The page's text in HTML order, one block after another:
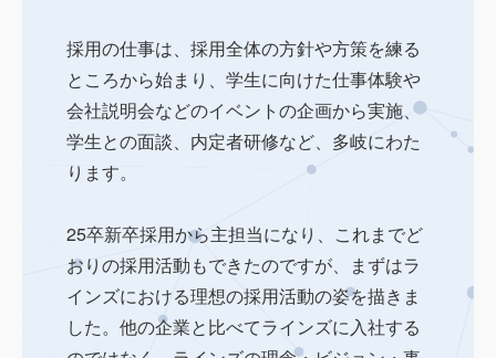
採用の仕事は、採用全体の方針や方策を練る
ところから始まり、学生に向けた仕事体験や
会社説明会などのイベントの企画から実施、
学生との面談、内定者研修など、多岐にわた
ります。
25卒新卒採用から主担当になり、これまでど
おりの採用活動もできたのですが、まずはラ
インズにおける理想の採用活動の姿を描きま
した。他の企業と比べてラインズに入社する